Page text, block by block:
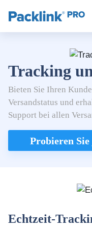
Tracking
Bieten Sie Ihren
Versandstatus und
Support bei allen
Probieren
Echtzeit-